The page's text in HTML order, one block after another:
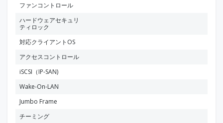
ファンコントロール
ハードウェアセキュリ
ティロック
対応クライアントOS
アクセスコントロール
iSCSI（IP-SAN)
Wake-On-LAN
Jumbo Frame
チーミング